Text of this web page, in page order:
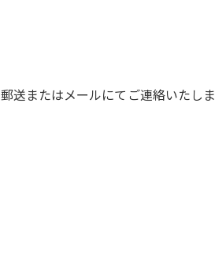
送またはメールにてご連絡いたしま